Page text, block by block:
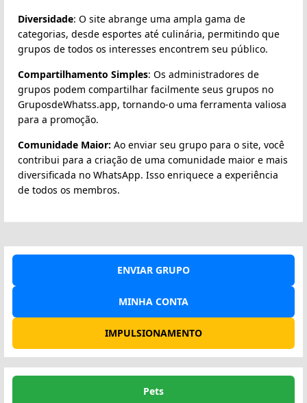
Diversidade: O site abrange uma ampla gama de
categorias, desde esportes até culinária, permitindo que
grupos de todos os interesses encontrem seu público.
Compartilhamento Simples: Os administradores de
grupos podem compartilhar facilmente seus grupos no
GruposdeWhatss.app, tornando-o uma ferramenta valiosa
para a promoção.
Comunidade Maior: Ao enviar seu grupo para o site, você
contribui para a criação de uma comunidade maior e mais
diversificada no WhatsApp. Isso enriquece a experiência
de todos os membros.
ENVIAR GRUPO
MINHA CONTA
IMPULSIONAMENTO
Pets